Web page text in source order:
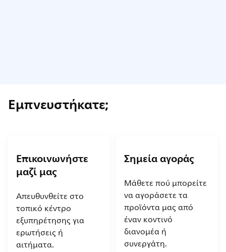
Εμπνευστήκατε;
Επικοινωνήστε
μαζί μας
Απευθυνθείτε στο
τοπικό κέντρο
εξυπηρέτησης για
ερωτήσεις ή
αιτήματα.
Σημεία αγοράς
Μάθετε πού μπορείτε
να αγοράσετε τα
προϊόντα μας από
έναν κοντινό
διανομέα ή
συνεργάτη.